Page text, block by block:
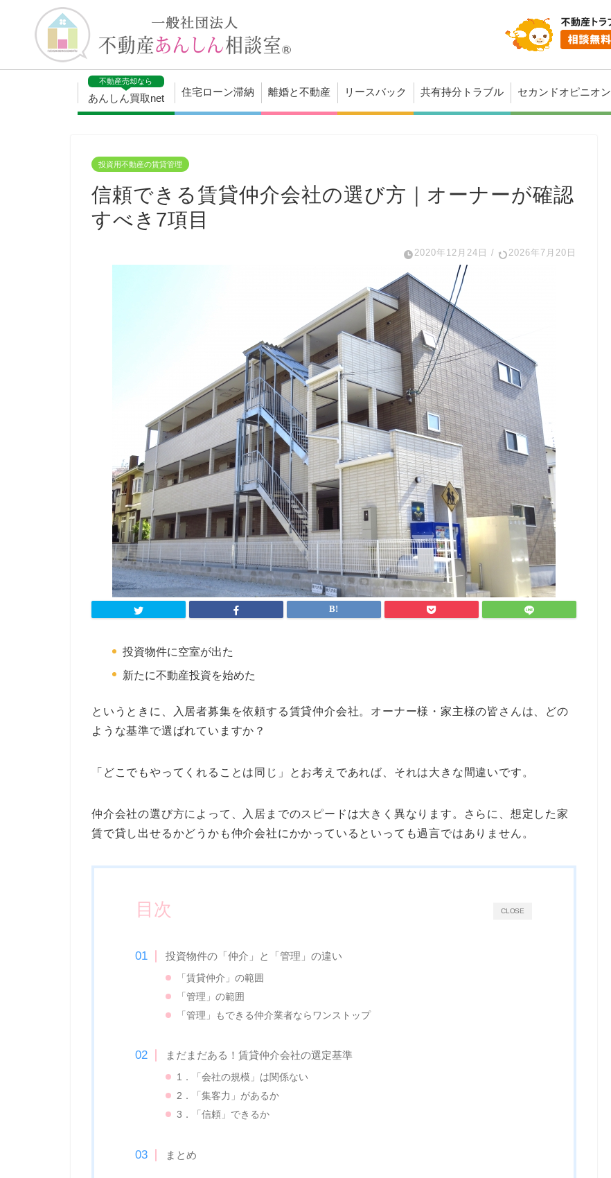
不動産売却なら
あんしん買取net
住宅ローン滞納 離婚と不動産 リースバック 共有持分トラブル セカンドオピニオン
投資用不動産の賃貸管理
信頼できる賃貸仲介会社の選び方｜オーナーが確認
すべき7項目
2020年12月24日 / 2026年7月20日
投資物件に空室が出た
新たに不動産投資を始めた
というときに、入居者募集を依頼する賃貸仲介会社。オーナー様・家主様の皆さんは、どの
ような基準で選ばれていますか？
「どこでもやってくれることは同じ」とお考えであれば、それは大きな間違いです。
仲介会社の選び方によって、入居までのスピードは大きく異なります。さらに、想定した家
賃で貸し出せるかどうかも仲介会社にかかっているといっても過言ではありません。
CLOSE
目次
投資物件の「仲介」と「管理」の違い
「賃貸仲介」の範囲
「管理」の範囲
「管理」もできる仲介業者ならワンストップ
まだまだある！賃貸仲介会社の選定基準
1．「会社の規模」は関係ない
2．「集客力」があるか
3．「信頼」できるか
まとめ